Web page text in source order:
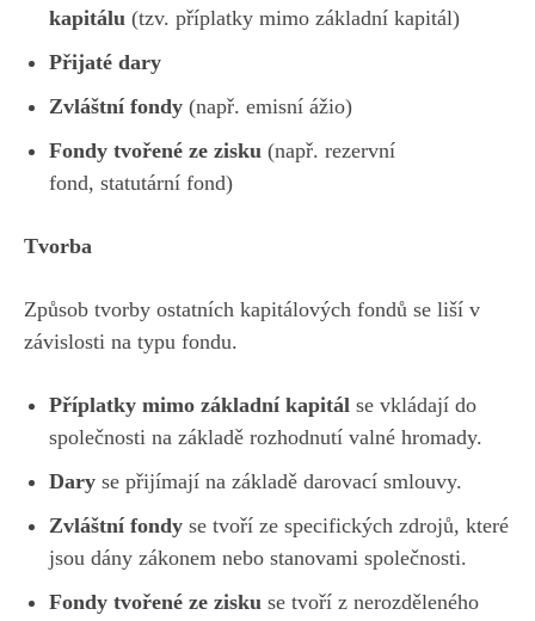
kapitálu (tzv. příplatky mimo základní kapitál)
Přijaté dary
Zvláštní fondy (např. emisní ážio)
Fondy tvořené ze zisku (např. rezervní
fond, statutární fond)
Tvorba
Způsob tvorby ostatních kapitálových fondů se liší v
závislosti na typu fondu.
Příplatky mimo základní kapitál se vkládají do
společnosti na základě rozhodnutí valné hromady.
Dary se přijímají na základě darovací smlouvy.
Zvláštní fondy se tvoří ze specifických zdrojů, které
jsou dány zákonem nebo stanovami společnosti.
Fondy tvořené ze zisku se tvoří z nerozděleného